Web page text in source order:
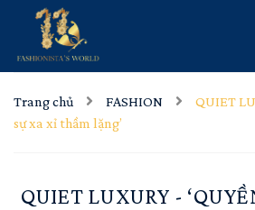
Trang chủ FASHION
QUIET
sự xa xỉ thầm lặng’
QUIET LUXURY -